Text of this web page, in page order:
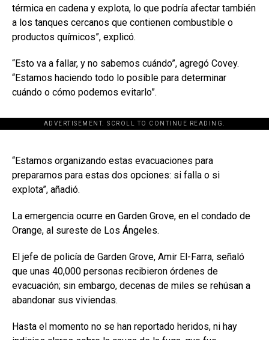
térmica en cadena y explota, lo que podría afectar también
a los tanques cercanos que contienen combustible o
productos químicos”, explicó.
“Esto va a fallar, y no sabemos cuándo”, agregó Covey.
“Estamos haciendo todo lo posible para determinar
cuándo o cómo podemos evitarlo”.
ADVERTISEMENT. SCROLL TO CONTINUE READING.
[adsforwp id="243463"]
“Estamos organizando estas evacuaciones para
prepararnos para estas dos opciones: si falla o si
explota”, añadió.
La emergencia ocurre en Garden Grove, en el condado de
Orange, al sureste de Los Ángeles.
El jefe de policía de Garden Grove, Amir El-Farra, señaló
que unas 40,000 personas recibieron órdenes de
evacuación; sin embargo, decenas de miles se rehúsan a
abandonar sus viviendas.
Hasta el momento no se han reportado heridos, ni hay